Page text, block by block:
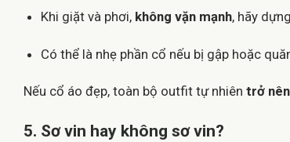
Khi giặt và phơi, không vặn mạnh, hãy
Có thể là nhẹ phần cổ nếu bị gập hoặc
Nếu cổ áo đẹp, toàn bộ outfit tự nhiên trở
5. Sơ vin hay không sơ vin?